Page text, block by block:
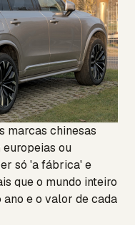
marcas chinesas
europeias ou
só 'a fábrica' e
que o mundo inteiro
e o valor de cada